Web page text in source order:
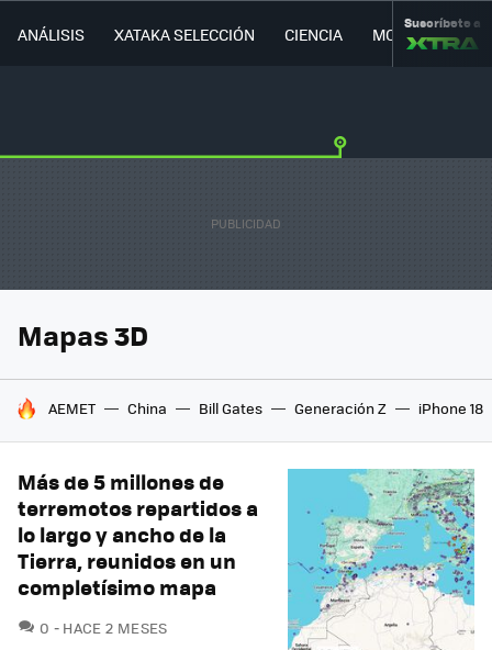
ANÁLISIS XATAKA SELECCIÓN CIENCIA MOVILIDAD
Suscríbete a
Mapas 3D
HOY SE HABLA DE
AEMET China Bill Gates Generación Z iPhone 18
Más de 5 millones de
terremotos repartidos a
lo largo y ancho de la
Tierra, reunidos en un
completísimo mapa
0 COMENTARIOS
HACE 2 MESES